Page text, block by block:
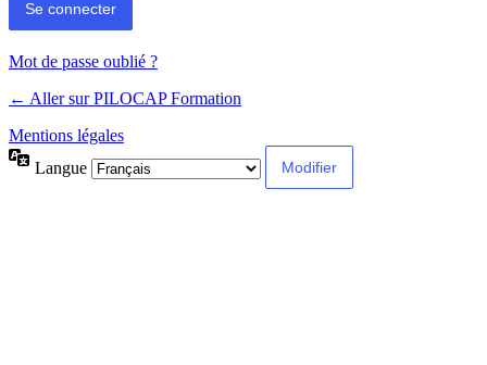
Mot de passe oublié ?
← Aller sur PILOCAP Formation
Mentions légales
Langue